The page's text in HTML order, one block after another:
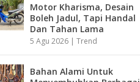
Motor Kharisma, Desain
Boleh Jadul, Tapi Handal
Dan Tahan Lama
5 Agu 2026 |Trend
Bahan Alami Untuk